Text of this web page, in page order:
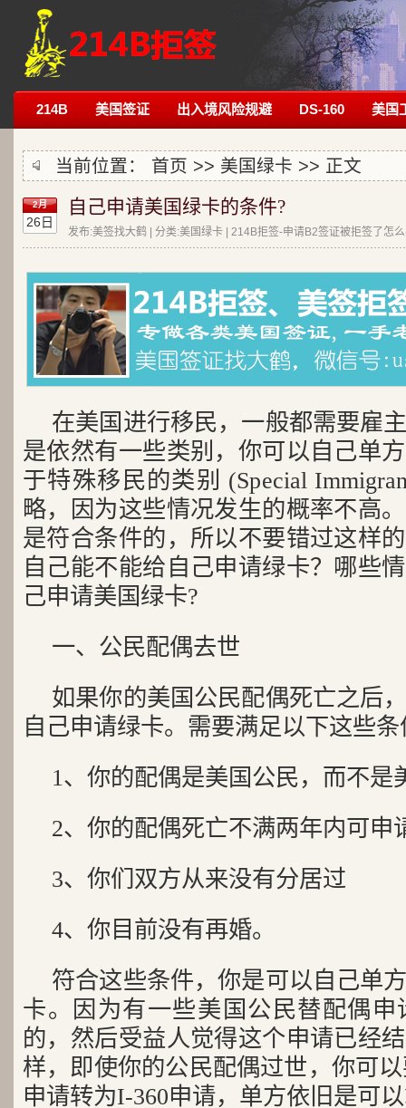
214B 美国签证 出入境风险规避 DS-160 美国
当前位置： 首页 >> 美国绿卡 >> 正文
2月
26日
自己申请美国绿卡的条件?
发布:美签找大鹤 | 分类:美国绿卡 | 214B拒签-申请B2签证被拒签了怎
在美国进行移民，一般都需要雇
是依然有一些类别，你可以自己单
于特殊移民的类别 (Special
略，因为这些情况发生的概率不高
是符合条件的，所以不要错过这样
自己能不能给自己申请绿卡？哪些
己申请美国绿卡?
一、公民配偶去世
如果你的美国公民配偶死亡之后
自己申请绿卡。需要满足以下这些条
1、你的配偶是美国公民，而不是
2、你的配偶死亡不满两年内可申
3、你们双方从来没有分居过
4、你目前没有再婚。
符合这些条件，你是可以自己单
卡。因为有一些美国公民替配偶
的，然后受益人觉得这个申请已经
样，即使你的公民配偶过世，你可
申请转为I-360申请，单方依旧是可